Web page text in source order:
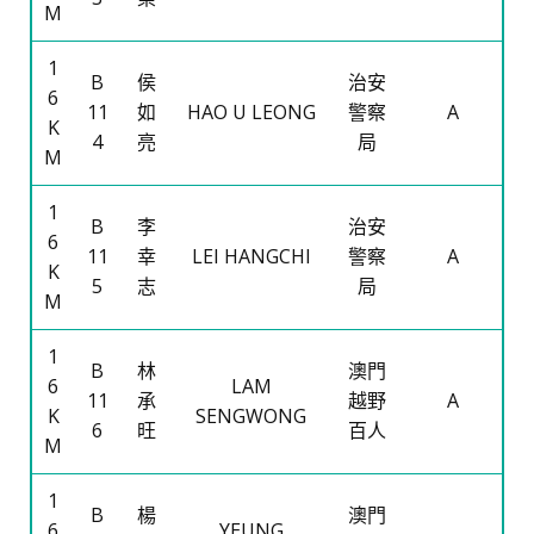
M
1
6
K
M
B
11
4
侯
如
亮
HAO U LEONG
治安
警察
局
A
1
6
K
M
B
11
5
李
幸
志
LEI HANGCHI
治安
警察
局
A
1
6
K
M
B
11
6
林
承
旺
LAM
SENGWONG
澳門
越野
百人
A
1
B
楊
澳門